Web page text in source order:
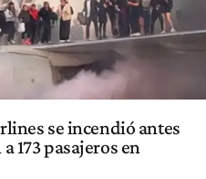
se incendió antes
173 pasajeros en